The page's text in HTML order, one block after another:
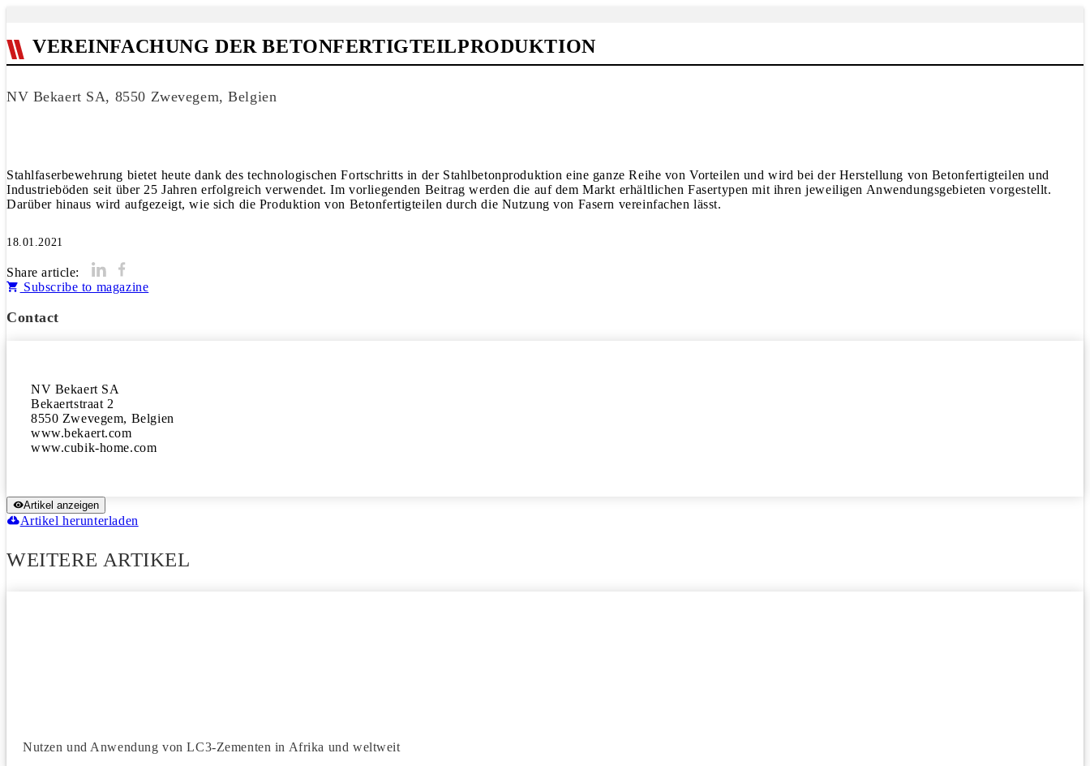
VEREINFACHUNG DER BETONFERTIGTEILPRODUKTION
NV Bekaert SA, 8550 Zwevegem, Belgien
Stahlfaserbewehrung bietet heute dank des technologischen Fortschritts in der Stahlbetonproduktion eine ganze Reihe von Vorteilen und wird bei der Herstellung von Betonfertigteilen und
Industrieböden seit über 25 Jahren erfolgreich verwendet. Im vorliegenden Beitrag werden die auf dem Markt erhältlichen Fasertypen mit ihren jeweiligen Anwendungsgebieten vorgestellt.
18.01.2021
Share article:
Subscribe to magazine
Contact
NV Bekaert SA
Bekaertstraat 2
8550 Zwevegem, Belgien
www.bekaert.com
www.cubik-home.com
Artikel anzeigen
Artikel herunterladen
WEITERE ARTIKEL
Nutzen und Anwendung von LC3-Zementen in Afrika und weltweit